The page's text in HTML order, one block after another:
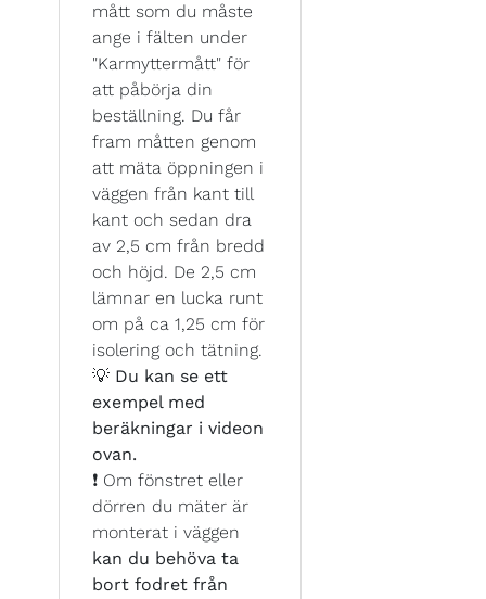
mått som du måste
ange i fälten under
"Karmyttermått" för
att påbörja din
beställning. Du får
fram måtten genom
att mäta öppningen i
väggen från kant till
kant och sedan dra
av 2,5 cm från bredd
och höjd. De 2,5 cm
lämnar en lucka runt
om på ca 1,25 cm för
isolering och tätning.
💡 Du kan se ett
exempel med
beräkningar i videon
ovan.
❗ Om fönstret eller
dörren du mäter är
monterat i väggen
kan du behöva ta
bort fodret från